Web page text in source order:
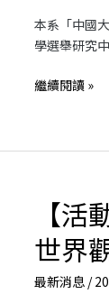
授
本系「中國
學選舉研究
陸
研
系
座」
大
學
繼續閱讀 »
【
世界
最新消息 /
【活
資
訊】
「全